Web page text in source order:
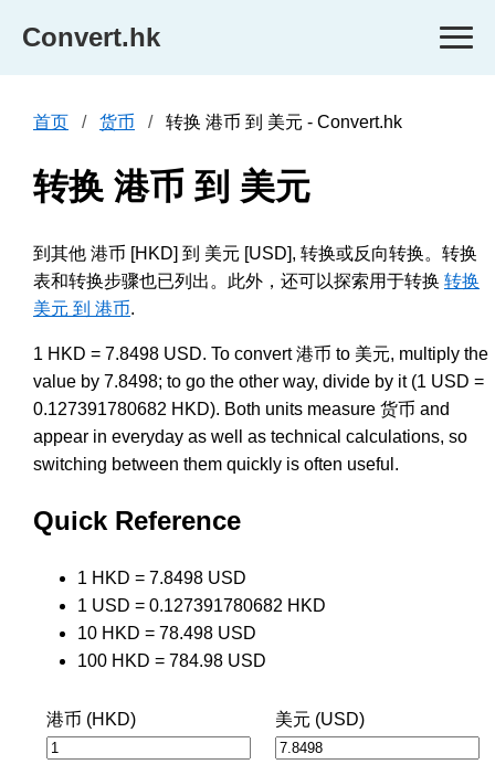
Convert.hk
首页 货币 转换 港币 到 美元 - Convert.hk
转换 港币 到 美元
到其他 港币 [HKD] 到 美元 [USD], 转换或反向转换。转换
表和转换步骤也已列出。此外，还可以探索用于转换 转换
美元 到 港币.
1 HKD = 7.8498 USD. To convert 港币 to 美元, multiply the
value by 7.8498; to go the other way, divide by it (1 USD =
0.127391780682 HKD). Both units measure 货币 and
appear in everyday as well as technical calculations, so
switching between them quickly is often useful.
Quick Reference
1 HKD = 7.8498 USD
1 USD = 0.127391780682 HKD
10 HKD = 78.498 USD
100 HKD = 784.98 USD
港币 (HKD) 美元 (USD)